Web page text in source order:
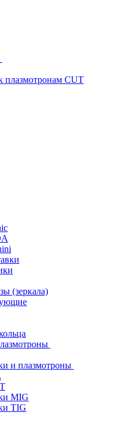
CUT
(зеркала)
и плазмотроны
MIG
TIG